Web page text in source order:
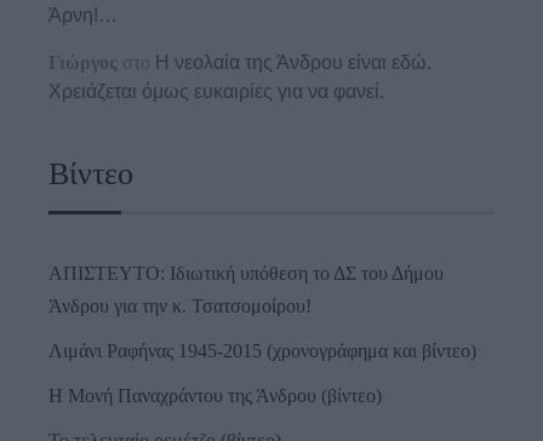
Άρνη!…
Γιώργος στο Η νεολαία της Άνδρου είναι εδώ.
Χρειάζεται όμως ευκαιρίες για να φανεί.
Βίντεο
ΑΠΙΣΤΕΥΤΟ: Ιδιωτική υπόθεση το ΔΣ του Δήμου
Άνδρου για την κ. Τσατσομοίρου!
Λιμάνι Ραφήνας 1945-2015 (χρονογράφημα και βίντεο)
Η Μονή Παναχράντου της Άνδρου (βίντεο)